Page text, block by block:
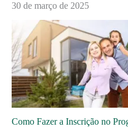
30 de março de 2025
Como Fazer a Inscrição no